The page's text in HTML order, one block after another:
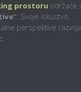
prostoru održaće
. Svoje iskustvo,
perspektive